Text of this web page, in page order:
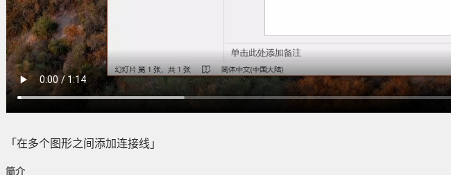
「在多个图形之间添加连接线」
简介